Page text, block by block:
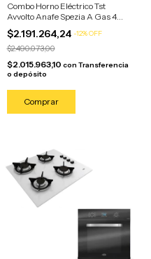
Combo Horno Eléctrico Tst
Avvolto Anafe Spezia A Gas 4
Horn Negro/anafe Negro
$2.191.264,24 -12%OFF
$2.490.073,00
$2.015.963,10 con Transferencia
o depósito